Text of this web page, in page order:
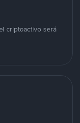
criptoactivo será